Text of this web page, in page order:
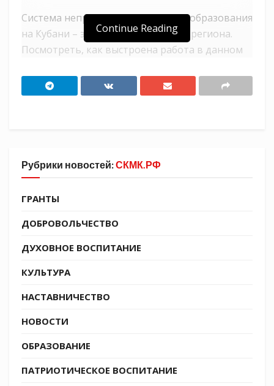
Система непрерывного казачьего образования
на Кубани – это предмет гордости региона.
Посмотреть, как выстроена работа в данном
края регулярно приезжают представители
образовательных организаций из других
котором держится весь каркас следующих
ступеней образования с казачьим
компонентом, — говорит председатель
Дзюба.
Continue Reading
Рубрики новостей:СКМК.РФ
ГРАНТЫ
ДОБРОВОЛЬЧЕСТВО
ДУХОВНОЕ ВОСПИТАНИЕ
КУЛЬТУРА
НАСТАВНИЧЕСТВО
НОВОСТИ
ОБРАЗОВАНИЕ
ПАТРИОТИЧЕСКОЕ ВОСПИТАНИЕ